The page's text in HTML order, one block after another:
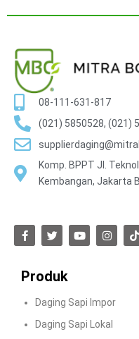
08-111-631-817
(021) 5850528, (021)
Komp. BPPT Jl.
Kembangan, Jakarta
Produk
Daging Sapi Impor
Daging Sapi Lokal